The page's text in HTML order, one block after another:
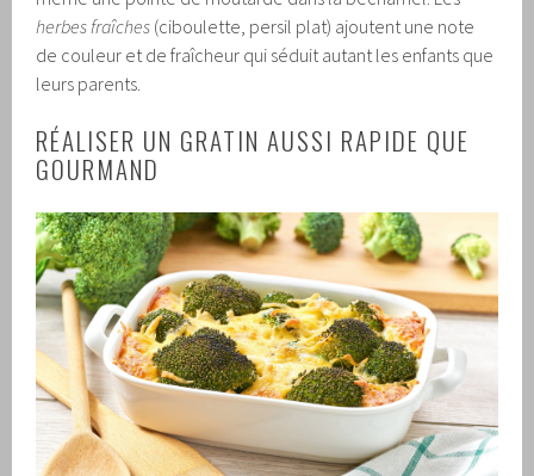
herbes fraîches (ciboulette, persil plat) ajoutent une note
de couleur et de fraîcheur qui séduit autant les enfants que
leurs parents.
RÉALISER UN GRATIN AUSSI RAPIDE QUE
GOURMAND